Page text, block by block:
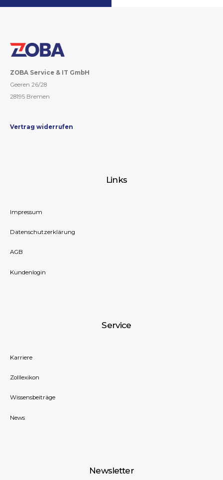
ZOBA Service & IT GmbH
Geeren 26/28
28195 Bremen
Vertrag widerrufen
Links
Impressum
Datenschutzerklärung
AGB
Kundenlogin
Service
Karriere
Zolllexikon
Wissensbeiträge
News
Newsletter